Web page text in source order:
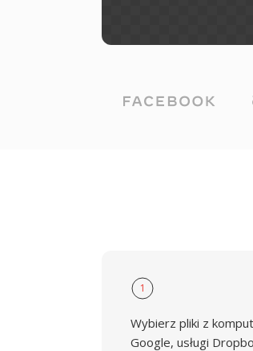
1
Wybierz pliki z
Google, usługi